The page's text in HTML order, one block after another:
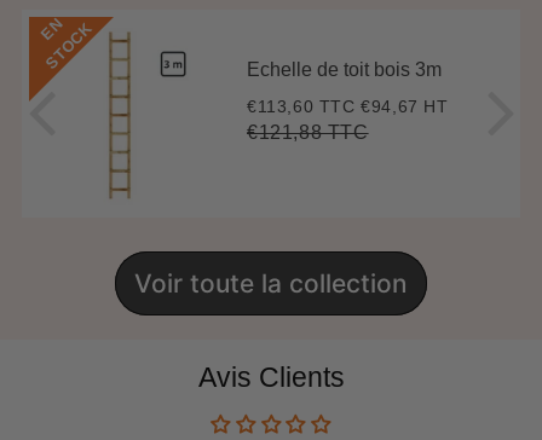
E
N
S
T
O
C
K Echelle de toit bois 3m
Prix
réduit
€113,60 TTC€113,60
€94,67 HT
Prix
€121,88 TTC€121,88
Voir toute la collection
Avis Clients